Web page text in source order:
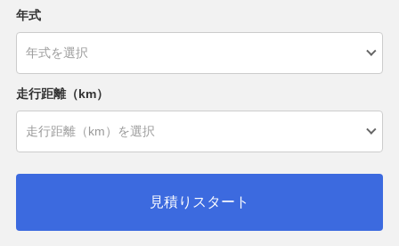
年式
走行距離（km）
見積りスタート